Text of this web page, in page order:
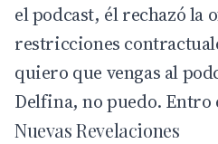
el podcast, él rechazó la
restricciones
quiero que vengas al
Delfina, no puedo. Entro
Nuevas Revelaciones